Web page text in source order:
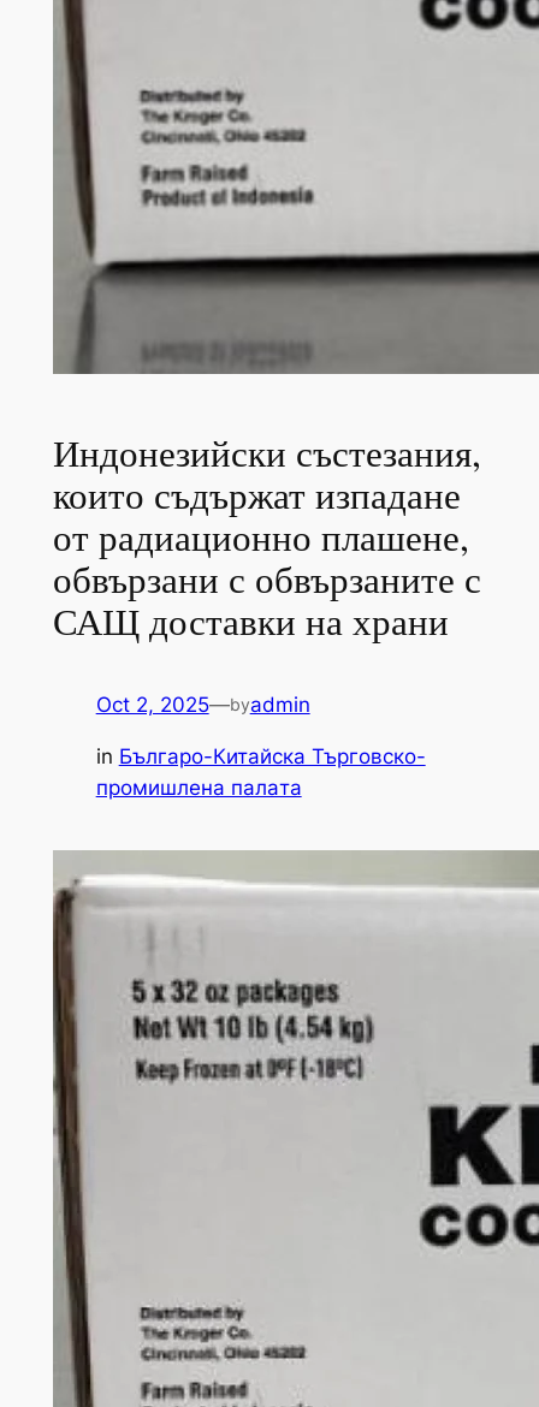
Индонезийски състезания,
които съдържат изпадане
от радиационно плашене,
обвързани с обвързаните с
САЩ доставки на храни
Oct 2, 2025—byadmin
in Българо-Китайска Търговско-
промишлена палaта